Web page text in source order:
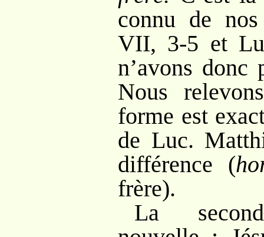
connu de
VII, 3-5 et
n’avons donc
Nous
forme est
de Luc.
différence (
frère).
La